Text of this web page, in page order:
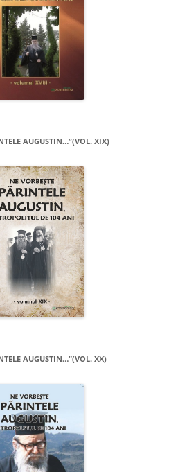
AUGUSTIN…”(VOL. XIX)
AUGUSTIN…”(VOL. XX)